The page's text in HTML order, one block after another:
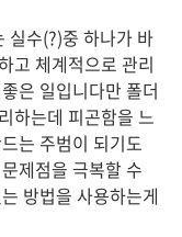
실수(?)중 하나가 바
고 체계적으로 관리
은 일입니다만 폴더
하는데 피곤함을 느
는 주범이 되기도
제점을 극복할 수
방법을 사용하는게